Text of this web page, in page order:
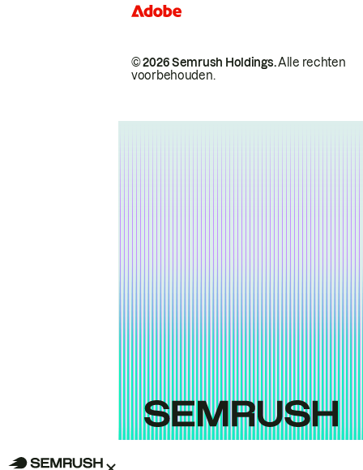
© 2026 Semrush Holdings.Alle rechten
voorbehouden.